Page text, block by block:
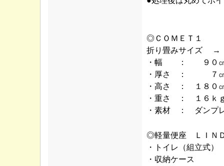
◎ＣＯＭＥＴ１
折り畳みサイズ →
・幅 ： ９０
・厚さ ： ７
・高さ ： １８
・重さ ： １６ｋ
・素材 ： ダンプ
◎軽量便座 ＬＩＮ
・トイレ（組立式
・収納ケース ：